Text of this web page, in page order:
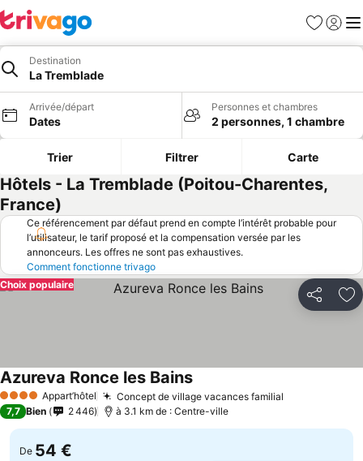
Favoris
Se
Destination
La Tremblade
Arrivée/départ
Dates
Personnes et chambres
2 personnes, 1 chambre
Trier Filtrer Carte
Hôtels - La Tremblade (Poitou-Charentes,
France)
Ce référencement par défaut prend en compte l’intérêt probable pour
l’utilisateur, le tarif proposé et la compensation versée par les
annonceurs. Les offres ne sont pas exhaustives.
Comment fonctionne trivago
Partager
Choix populaire
4 Étoiles Appart’hôtel Concept de village vacances familial
Azureva Ronce les Bains
7,7 Bien 2 446 à 3.1 km de : Centre-ville
De 54 €